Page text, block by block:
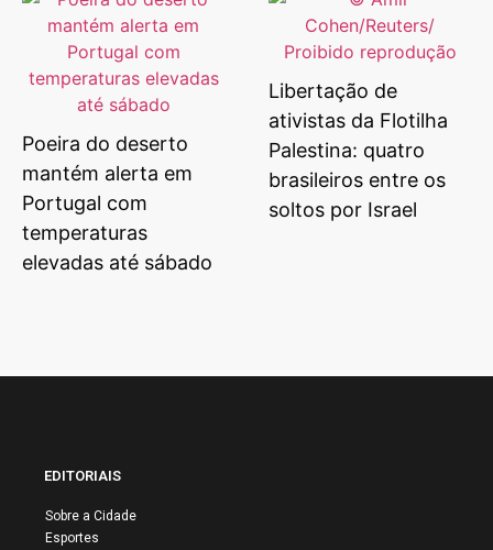
Poeira do deserto
mantém alerta em
Portugal com
temperaturas
elevadas até sábado
Libertação de
ativistas da Flotilha
Palestina: quatro
brasileiros entre os
soltos por Israel
EDITORIAIS
Sobre a Cidade
Esportes